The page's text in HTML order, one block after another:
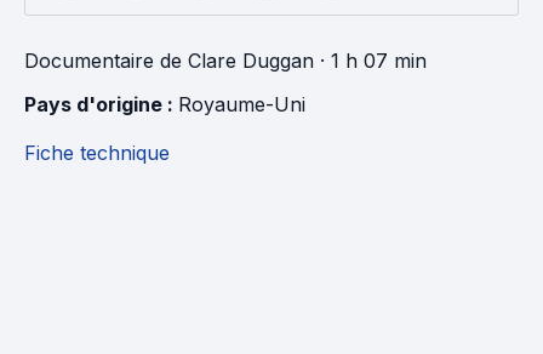
Documentaire de Clare Duggan · 1 h 07 min
Pays d'origine : Royaume-Uni
Fiche technique